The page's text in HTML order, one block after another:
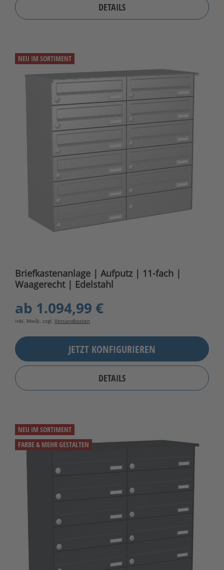
DETAILS
NEU IM SORTIMENT
Briefkastenanlage | Aufputz | 11-fach |
Waagerecht | Edelstahl
ab 1.094,99 €
inkl. MwSt. zzgl. Versandkosten
JETZT KONFIGURIEREN
DETAILS
NEU IM SORTIMENT
FARBE & MEHR GESTALTEN